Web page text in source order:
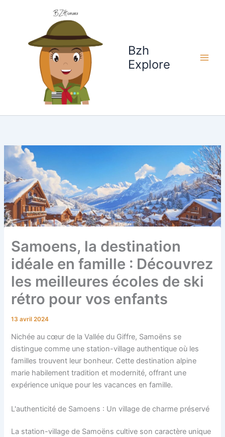
Bzh
Explore
Samoens, la destination
idéale en famille : Découvrez
les meilleures écoles de ski
rétro pour vos enfants
13 avril 2024
Nichée au cœur de la Vallée du Giffre, Samoëns se
distingue comme une station-village authentique où les
familles trouvent leur bonheur. Cette destination alpine
marie habilement tradition et modernité, offrant une
expérience unique pour les vacances en famille.
L'authenticité de Samoens : Un village de charme préservé
La station-village de Samoëns cultive son caractère unique